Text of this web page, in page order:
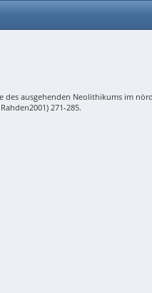
des ausgehenden Neolithikums im
271-285.